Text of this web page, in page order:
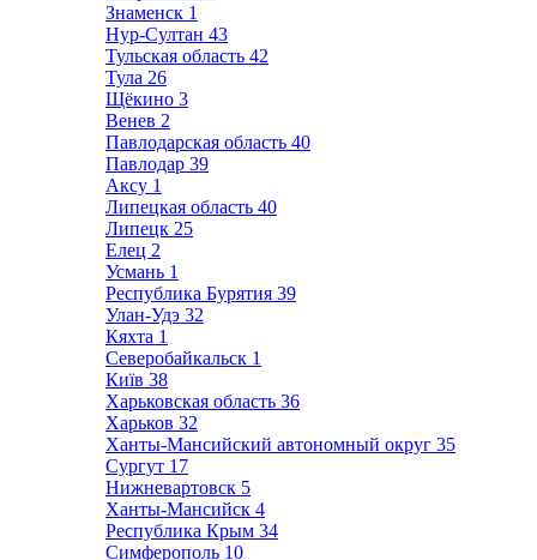
Знаменск 1
Нур-Султан 43
Тульская область 42
Тула 26
Щёкино 3
Венев 2
Павлодарская область 40
Павлодар 39
Аксу 1
Липецкая область 40
Липецк 25
Елец 2
Усмань 1
Республика Бурятия 39
Улан-Удэ 32
Кяхта 1
Северобайкальск 1
Київ 38
Харьковская область 36
Харьков 32
Ханты-Мансийский автономный округ 35
Сургут 17
Нижневартовск 5
Ханты-Мансийск 4
Республика Крым 34
Симферополь 10